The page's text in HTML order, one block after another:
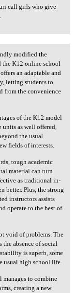
call girls who give
modified the
the K12 online school
an adaptable and
letting students to
from the convenience
of the K12 model
as well offered,
the usual
fields of interests.
tough academic
material can turn
as traditional in-
better. Plus, the strong
instructors assists
operate to the best of
void of problems. The
absence of social
is superb, some
usual high school life.
to combine
creating a new